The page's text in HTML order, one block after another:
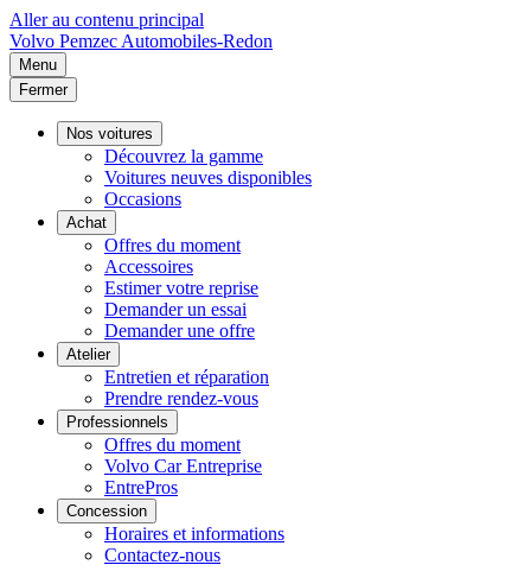
Aller au contenu principal
Volvo Pemzec Automobiles-Redon
Menu
Fermer
Nos voitures
Découvrez la gamme
Voitures neuves disponibles
Occasions
Achat
Offres du moment
Accessoires
Estimer votre reprise
Demander un essai
Demander une offre
Atelier
Entretien et réparation
Prendre rendez-vous
Professionnels
Offres du moment
Volvo Car Entreprise
EntrePros
Concession
Horaires et informations
Contactez-nous